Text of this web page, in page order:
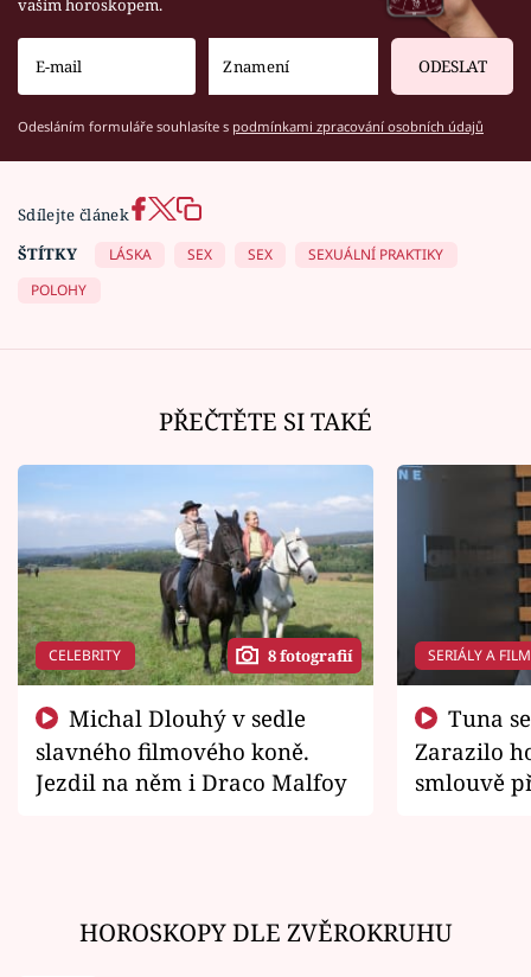
vaším horoskopem.
ODESLAT
Odesláním formuláře souhlasíte s podmínkami zpracování osobních údajů
Sdílejte článek
ŠTÍTKY
LÁSKA SEX SEX
SEXUÁLNÍ PRAKTIKY
POLOHY
PŘEČTĚTE SI TAKÉ
CELEBRITY 8 fotografií
slavného filmového koně.
Jezdil na něm i Draco Malfoy
SERIÁLY A
Zarazilo
smlouvě
HOROSKOPY DLE ZVĚROKRUHU